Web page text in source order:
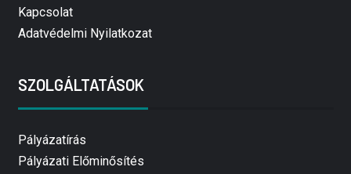
Kapcsolat
Adatvédelmi Nyilatkozat
SZOLGÁLTATÁSOK
Pályázatírás
Pályázati Előminősítés